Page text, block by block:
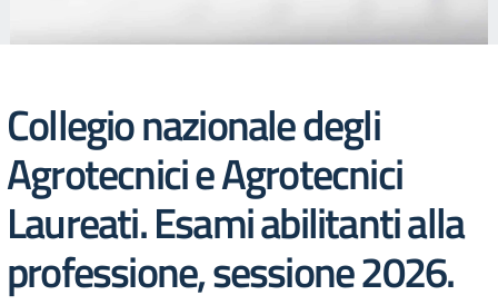
Collegio nazionale degli
Agrotecnici e Agrotecnici
Laureati. Esami abilitanti alla
professione, sessione 2026.